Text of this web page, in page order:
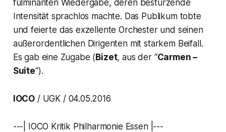
fulminanten Wiedergabe, deren bestürzende
Intensität sprachlos machte. Das Publikum tobte
und feierte das exzellente Orchester und seinen
außerordentlichen Dirigenten mit starkem Beifall.
Es gab eine Zugabe (Bizet, aus der “Carmen –
Suite“).
IOCO / UGK / 04.05.2016
---| IOCO Kritik Philharmonie Essen |---